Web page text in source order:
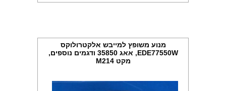
מנוע משופץ למייבש אלקטרולוקס
EDE77550W, אאג 35850 ודגמים נוספים,
מקט M214